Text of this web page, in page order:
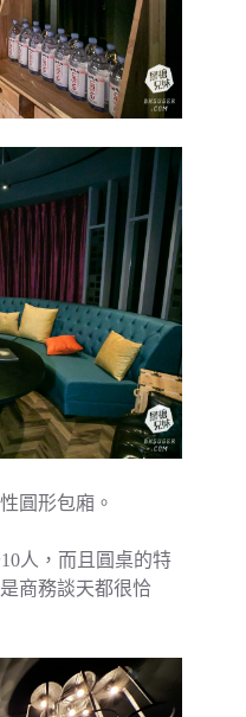
圓形包廂。
人，而且圓桌的特
商務談天都很恰